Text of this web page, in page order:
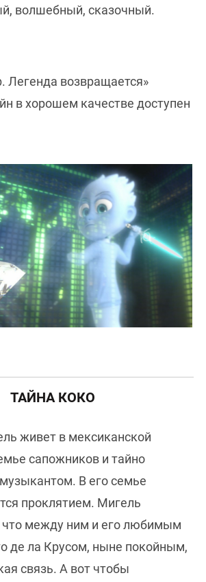
волшебный, сказочный.
Легенда возвращается»
в хорошем качестве доступен
ТАЙНА КОКО
живет в мексиканской
сапожников и тайно
В его семье
проклятием. Мигель
что между ним и его любимым
де ла Крусом, ныне покойным,
связь. А вот чтобы